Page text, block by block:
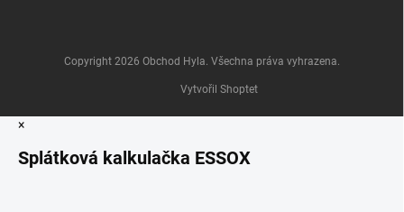
Vytvořil Shoptet
Copyright 2026 Obchod Hyla . Všechna práva vyhrazena.
×
Splátková kalkulačka ESSOX